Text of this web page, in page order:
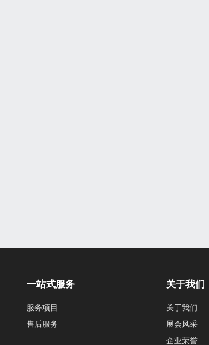
一站式服务
服务项目
售后服务
关于我们
关于我们
展会风采
企业荣誉